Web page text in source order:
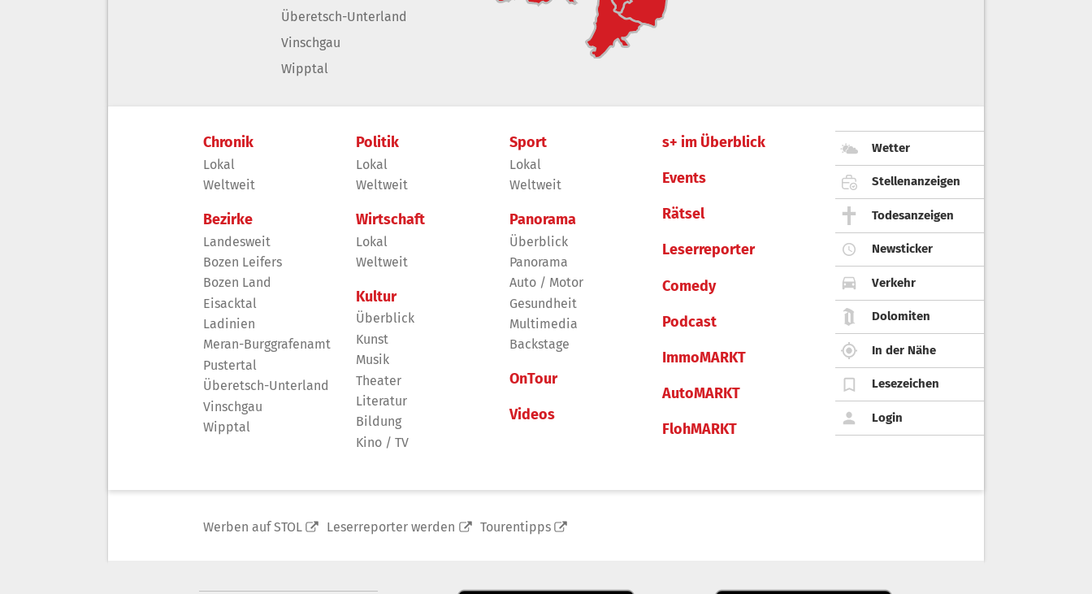
Überetsch-Unterland
Vinschgau
Wipptal
Chronik
Lokal
Weltweit
Bezirke
Landesweit
Bozen Leifers
Bozen Land
Eisacktal
Ladinien
Meran-Burggrafenamt
Pustertal
Überetsch-Unterland
Vinschgau
Wipptal
Politik
Lokal
Weltweit
Wirtschaft
Lokal
Weltweit
Kultur
Überblick
Kunst
Musik
Theater
Literatur
Bildung
Kino / TV
Sport
Lokal
Weltweit
Panorama
Überblick
Panorama
Auto / Motor
Gesundheit
Multimedia
Backstage
OnTour
Videos
s+ im Überblick
Events
Rätsel
Leserreporter
Comedy
Podcast
ImmoMARKT
AutoMARKT
FlohMARKT
Wetter
Stellenanzeigen
Todesanzeigen
Newsticker
Verkehr
Dolomiten
In der Nähe
Lesezeichen
Login
Werben auf STOL Leserreporter werden Tourentipps